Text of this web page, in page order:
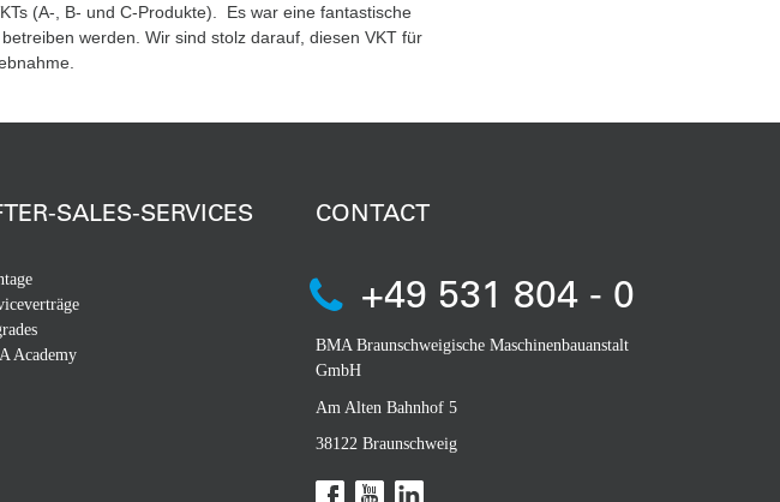
(A-, B- und C-Produkte). Es war eine fantastische
werden. Wir sind stolz darauf, diesen VKT für
SALES-SERVICES
Academy
CONTACT
+49 531 804 - 0
BMA Braunschweigische Maschinenbauanstalt
GmbH
Am Alten Bahnhof 5
38122 Braunschweig